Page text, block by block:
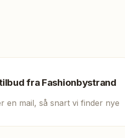
fra Fashionbystrand
en mail, så snart vi finder nye